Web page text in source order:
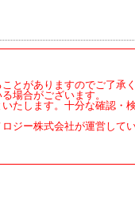
とがありますのでご了承く
場合がございます。
たします。十分な確認・
ジー株式会社が運営して